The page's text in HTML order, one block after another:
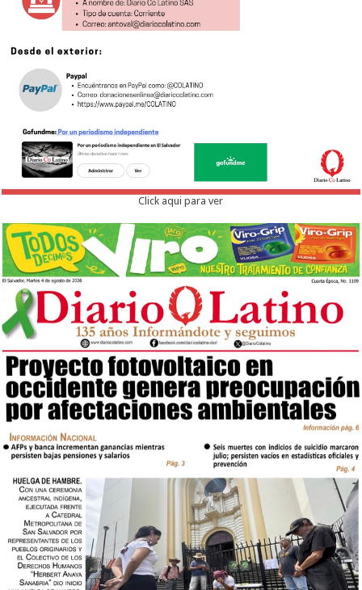
Click aqui para ver